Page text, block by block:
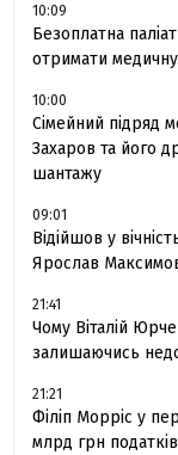
10:09
Безоплатна
отримати
10:00
Сімейний підряд
Захаров та його
шантажу
09:01
Відійшов у
Ярослав
21:41
Чому Віталій
залишаючись
21:21
Філіп Морріс у
млрд грн податків